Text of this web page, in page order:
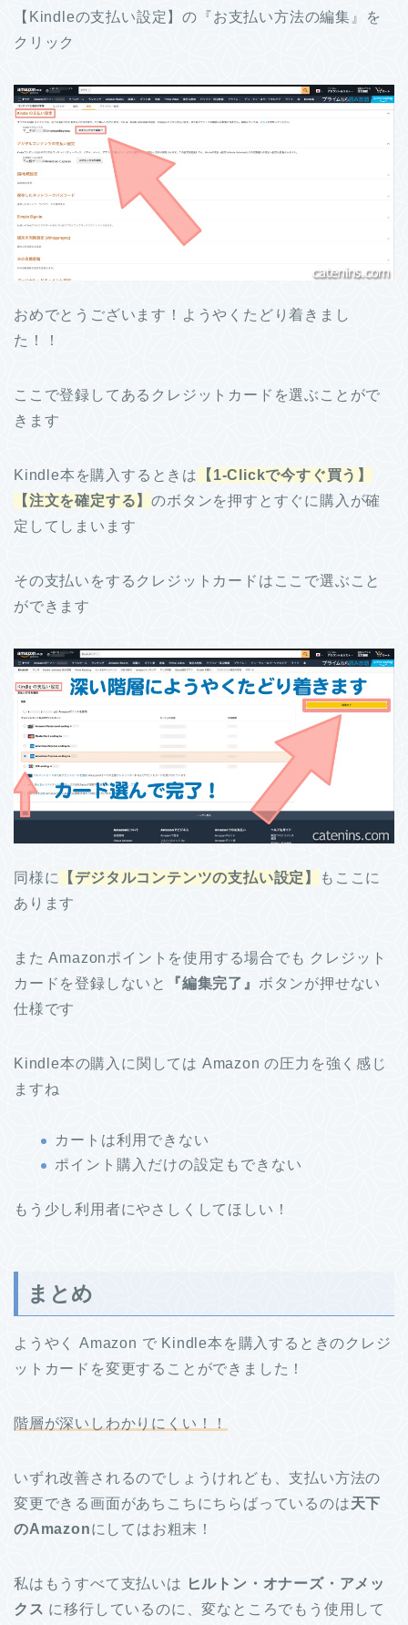
【Kindleの支払い設定】の『お支払い方法の編集』を
クリック
おめでとうございます！ようやくたどり着きまし
た！！
ここで登録してあるクレジットカードを選ぶことがで
きます
Kindle本を購入するときは
【1-Clickで今すぐ買う】
【注文を確定する】のボタンを押すとすぐに購入が確
定してしまいます
その支払いをするクレジットカードはここで選ぶこと
ができます
同様に 【デジタルコンテンツの支払い設定】
もここに
あります
また Amazonポイントを使用する場合でも クレジット
カードを登録しないと
『編集完了』 ボタンが押せない
仕様です
Kindle本の購入に関しては Amazon の圧力を強く感じ
ますね
カートは利用できない
ポイント購入だけの設定もできない
もう少し利用者にやさしくしてほしい！
まとめ
ようやく Amazon で Kindle本を購入するときのクレジ
ットカードを変更することができました！
階層が深いしわかりにくい！！
いずれ改善されるのでしょうけれども、支払い方法の
変更できる画面があちこちにちらばっているのは天下
のAmazonにしてはお粗末！
私はもうすべて支払いは ヒルトン・オナーズ・アメッ
クス に移行しているのに、変なところでもう使用して